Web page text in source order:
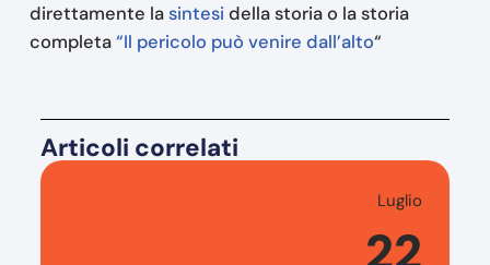
direttamente lasintesi della storia o la storia
completa“Il pericolo può venire dall’alto“
Articoli correlati
Luglio
22